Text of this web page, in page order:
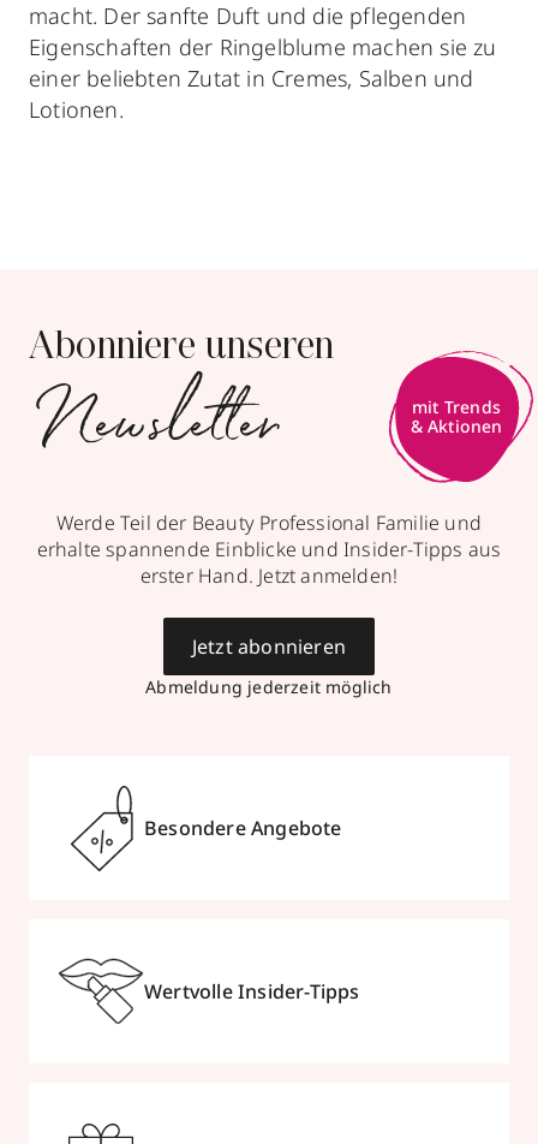
macht. Der sanfte Duft und die pflegenden
Eigenschaften der Ringelblume machen sie zu
einer beliebten Zutat in Cremes, Salben und
Lotionen.
Abonniere unseren
Newsletter
mit Trends
& Aktionen
Werde Teil der Beauty Professional Familie und
erhalte spannende Einblicke und Insider-Tipps aus
erster Hand. Jetzt anmelden!
Abmeldung jederzeit möglich
Jetzt abonnieren
Besondere Angebote
Wertvolle Insider-Tipps